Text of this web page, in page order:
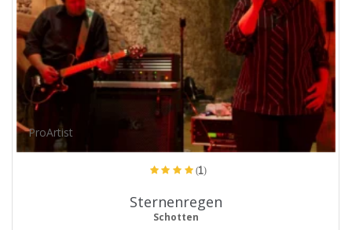
ProArtist
(1)
Sternenregen
Schotten